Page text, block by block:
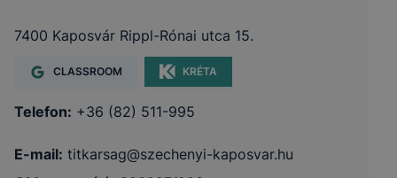
7400 Kaposvár Rippl-Rónai utca 15.
CLASSROOM KRÉTA
Telefon: +36 (82) 511-995
E-mail: titkarsag@szechenyi-kaposvar.hu